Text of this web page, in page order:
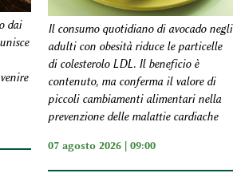
dai
Il consumo quotidiano di avocado negli
adulti con obesità riduce le particelle
di colesterolo LDL. Il beneficio è
contenuto, ma conferma il valore di
piccoli cambiamenti alimentari nella
prevenzione delle malattie cardiache
07 agosto 2026 | 09:00